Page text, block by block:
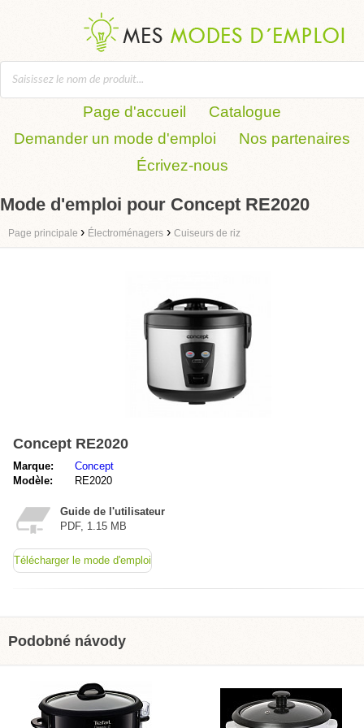
Page d'accueil
Catalogue
Demander un mode d'emploi
Nos partenaires
Écrivez-nous
Mode d'emploi pour Concept RE2020
Page principale › Électroménagers › Cuiseurs de riz
Concept RE2020
Marque:
Concept
Modèle:
RE2020
Guide de l'utilisateur
PDF, 1.15 MB
Télécharger le mode d'emploi
Podobné návody